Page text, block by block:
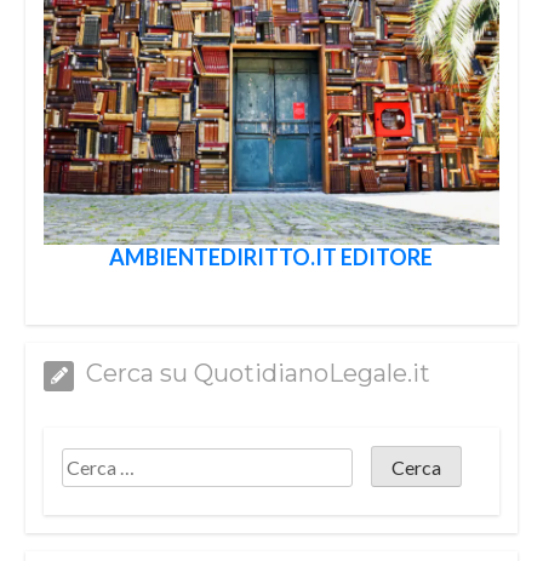
AMBIENTEDIRITTO.IT EDITORE
Cerca su QuotidianoLegale.it